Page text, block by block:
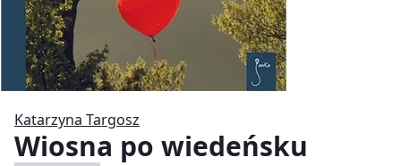
Katarzyna Targosz
Wiosna po wiedeńsku